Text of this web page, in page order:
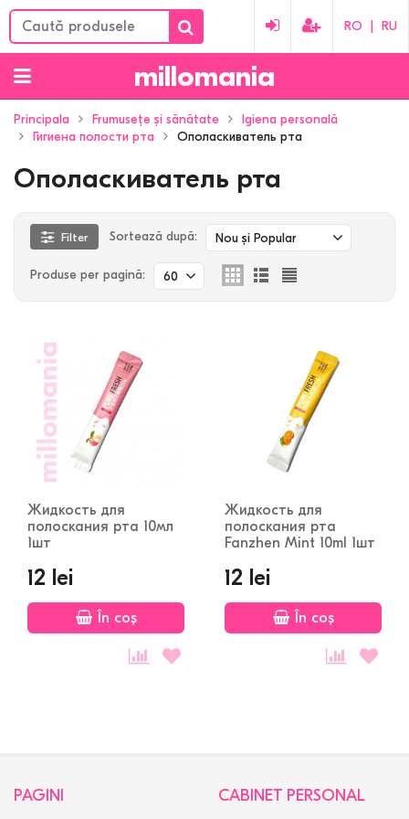
RO RU
millomania
Principala Frumusețe și sănătate
Igiena personală
Гигиена полости рта
Ополаскиватель рта
Ополаскиватель рта
Filter Sortează după: Nou și Popular
Produse per pagină: 60
Жидкость для
полоскания рта 10мл
1шт
12 lei
În coș
Жидкость для
полоскания рта
Fanzhen Mint 10ml 1шт
12 lei
În coș
PAGINI CABINET PERSONAL